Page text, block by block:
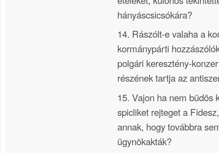
hányáscsicsókára?
14. Rászólt-e valaha a
kormánypárti
polgári keresztény-
részének tartja az
15. Vajon ha nem büdös
spicliket rejteget a
annak, hogy továbbra
ügynökakták?